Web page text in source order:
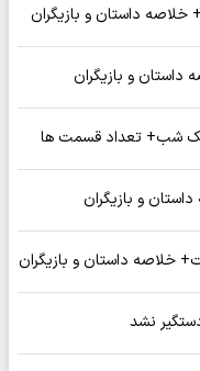
داستان و بازیگران
و بازیگران
یک شب+ تعداد قسمت ها
و بازیگران
داستان و بازیگران
نشد